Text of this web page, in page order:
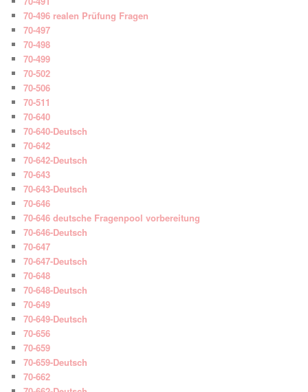
70-496 realen Prüfung Fragen
70-497
70-498
70-499
70-502
70-506
70-511
70-640
70-640-Deutsch
70-642
70-642-Deutsch
70-643
70-643-Deutsch
70-646
70-646 deutsche Fragenpool vorbereitung
70-646-Deutsch
70-647
70-647-Deutsch
70-648
70-648-Deutsch
70-649
70-649-Deutsch
70-656
70-659
70-659-Deutsch
70-662